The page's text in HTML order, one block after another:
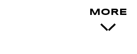
MORE